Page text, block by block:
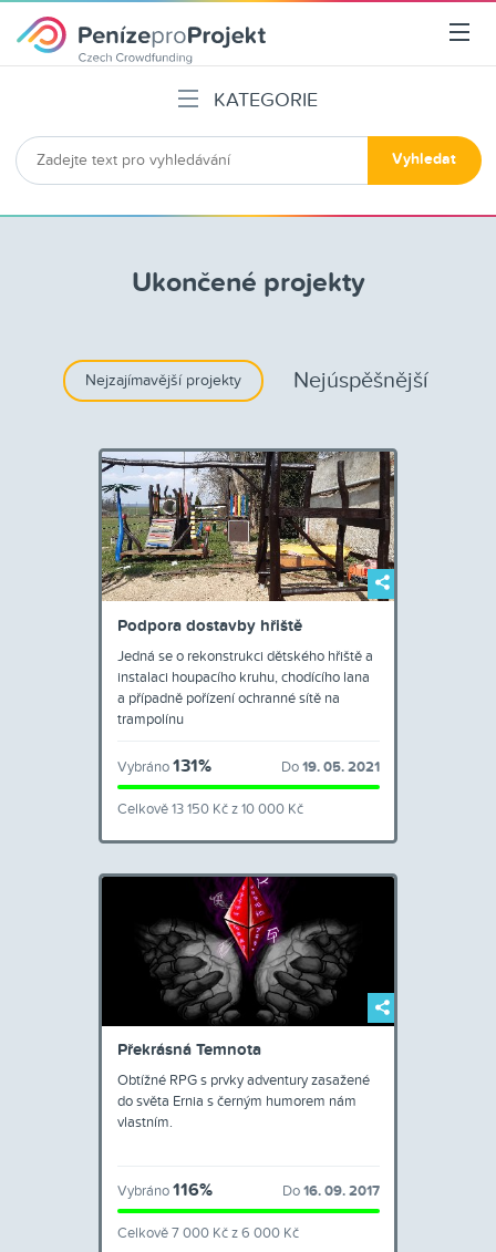
KATEGORIE
Všechny
Cestování Vzdělání
Jiné
Vyhledat
Ukončené projekty
Nejzajímavější projekty Nejúspěšnější
Podpora dostavby hřiště
Jedná se o rekonstrukci dětského hřiště a
instalaci houpacího kruhu, chodícího lana
a případně pořízení ochranné sítě na
trampolínu
Vybráno 131% Do 19. 05. 2021
Celkově 13 150 Kč z 10 000 Kč
Překrásná Temnota
Obtížné RPG s prvky adventury zasažené
do světa Ernia s černým humorem nám
vlastním.
Vybráno 116% Do 16. 09. 2017
Celkově 7 000 Kč z 6 000 Kč